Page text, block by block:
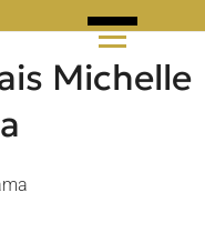
Michelle